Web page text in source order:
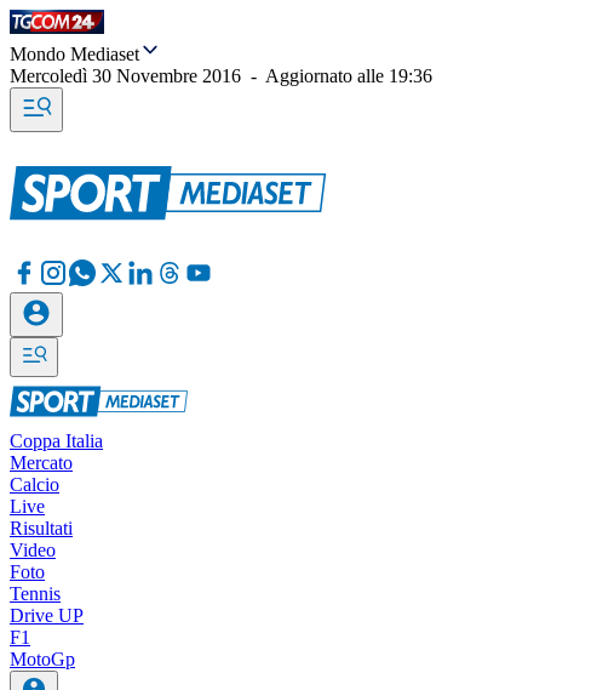
Mondo Mediaset
Mercoledì 30 Novembre 2016 - Aggiornato alle 19:36
Coppa Italia
Mercato
Calcio
Live
Risultati
Video
Foto
Tennis
Drive UP
F1
MotoGp